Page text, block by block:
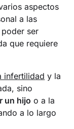
aspectos
a las
ser
que requiere
infertilidad y la
sino
un hijo o a la
a lo largo